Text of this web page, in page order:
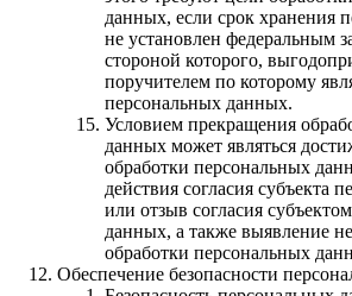
данных, если срок хранения
не установлен федеральным
стороной которого,
поручителем по которому
персональных данных.
Условием прекращения
данных может являться
обработки персональных
действия согласия субъекта
или отзыв согласия
данных, а также выявление
обработки персональных
Обеспечение безопасности